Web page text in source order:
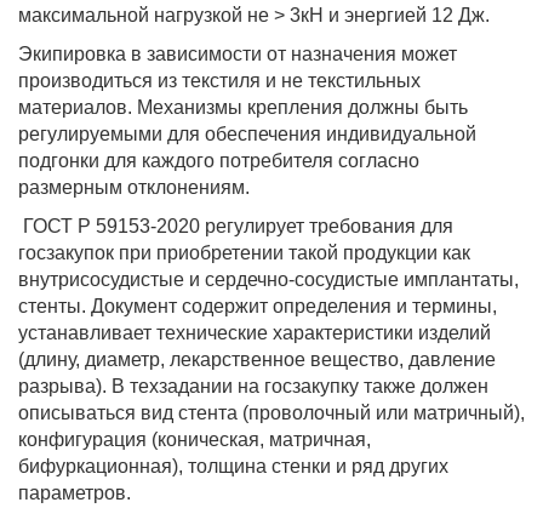
максимальной нагрузкой не > 3кН и энергией 12 Дж.
Экипировка в зависимости от назначения может
производиться из текстиля и не текстильных
материалов. Механизмы крепления должны быть
регулируемыми для обеспечения индивидуальной
подгонки для каждого потребителя согласно
размерным отклонениям.
ГОСТ Р 59153-2020 регулирует требования для
госзакупок при приобретении такой продукции как
внутрисосудистые и сердечно-сосудистые имплантаты,
стенты. Документ содержит определения и термины,
устанавливает технические характеристики изделий
(длину, диаметр, лекарственное вещество, давление
разрыва). В техзадании на госзакупку также должен
описываться вид стента (проволочный или матричный),
конфигурация (коническая, матричная,
бифуркационная), толщина стенки и ряд других
параметров.